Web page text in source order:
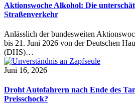
Aktionswoche Alkohol: Die
Straßenverkehr
Anlässlich der bundesweiten
bis 21. Juni 2026 von der Deutschen
(DHS)…
Juni 16, 2026
Droht Autofahrern nach Ende des
Preisschock?